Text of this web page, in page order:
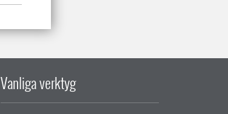
Vanliga verktyg